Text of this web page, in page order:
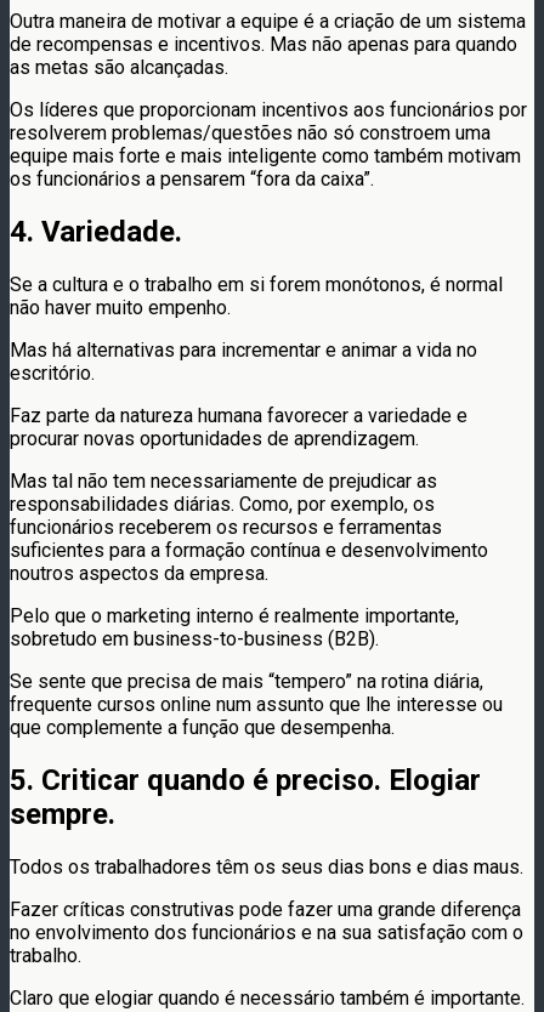
Outra maneira de motivar a equipe é a criação de um sistema
de recompensas e incentivos. Mas não apenas para quando
as metas são alcançadas.
Os líderes que proporcionam incentivos aos funcionários por
resolverem problemas/questões não só constroem uma
equipe mais forte e mais inteligente como também motivam
os funcionários a pensarem “fora da caixa”.
4. Variedade.
Se a cultura e o trabalho em si forem monótonos, é normal
não haver muito empenho.
Mas há alternativas para incrementar e animar a vida no
escritório.
Faz parte da natureza humana favorecer a variedade e
procurar novas oportunidades de aprendizagem.
Mas tal não tem necessariamente de prejudicar as
responsabilidades diárias. Como, por exemplo, os
funcionários receberem os recursos e ferramentas
suficientes para a formação contínua e desenvolvimento
noutros aspectos da empresa.
Pelo que o marketing interno é realmente importante,
sobretudo em business-to-business (B2B).
Se sente que precisa de mais “tempero” na rotina diária,
frequente cursos online num assunto que lhe interesse ou
que complemente a função que desempenha.
5. Criticar quando é preciso. Elogiar
sempre.
Todos os trabalhadores têm os seus dias bons e dias maus.
Fazer críticas construtivas pode fazer uma grande diferença
no envolvimento dos funcionários e na sua satisfação com o
trabalho.
Claro que elogiar quando é necessário também é importante.